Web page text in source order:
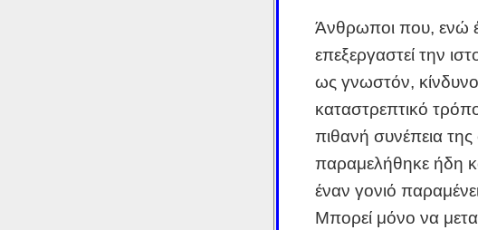
Άνθρωποι που, ενώ
επεξεργαστεί την
ως γνωστόν,
καταστρεπτικό
πιθανή συνέπεια
παραμελήθηκε ήδη
έναν γονιό
Μπορεί μόνο να